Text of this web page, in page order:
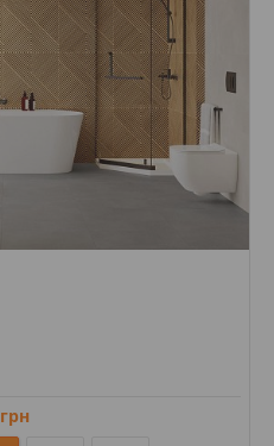
грн